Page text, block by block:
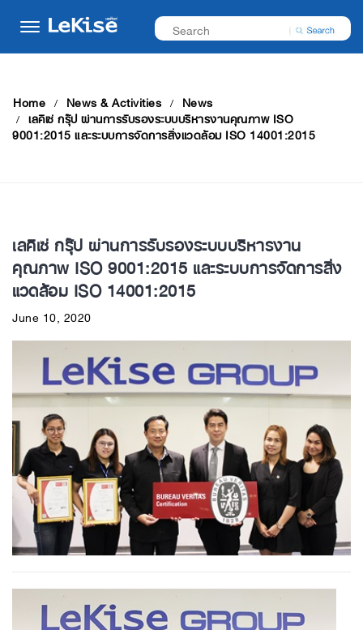
Home News & Activities News
เลคิเซ่ กรุ๊ป ผ่านการรับรองระบบบริหารงานคุณภาพ ISO
9001:2015 และระบบการจัดการสิ่งแวดล้อม ISO 14001:2015
เลคิเซ่ กรุ๊ป ผ่านการรับรองระบบบริหารงาน
คุณภาพ ISO 9001:2015 และระบบการจัดการสิ่ง
แวดล้อม ISO 14001:2015
June 10, 2020